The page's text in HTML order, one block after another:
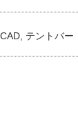
CAD, テントバー